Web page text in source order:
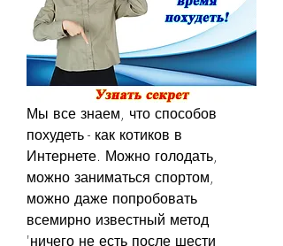
Мы все знаем, что способов
похудеть - как котиков в
Интернете. Можно голодать,
можно заниматься спортом,
можно даже попробовать
всемирно известный метод
'ничего не есть после шести